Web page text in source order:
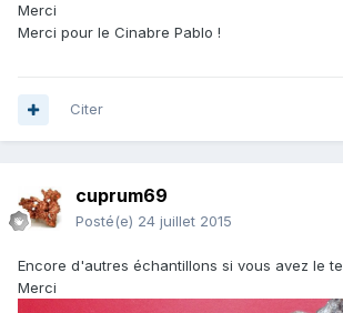
Merci
Merci pour le Cinabre Pablo !
Citer
cuprum69
Posté(e) 24 juillet 2015
Encore d'autres échantillons si vous avez le
Merci